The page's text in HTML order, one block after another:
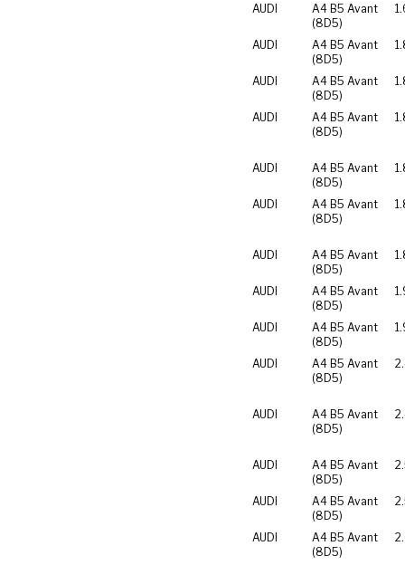
AUDI
A4 B5 Avant
(8D5)
AUDI
A4 B5 Avant
(8D5)
AUDI
A4 B5 Avant
(8D5)
AUDI
A4 B5 Avant
(8D5)
AUDI
A4 B5 Avant
(8D5)
AUDI
A4 B5 Avant
(8D5)
AUDI
A4 B5 Avant
(8D5)
AUDI
A4 B5 Avant
(8D5)
AUDI
A4 B5 Avant
(8D5)
AUDI
A4 B5 Avant
(8D5)
AUDI
A4 B5 Avant
(8D5)
AUDI
A4 B5 Avant
(8D5)
AUDI
A4 B5 Avant
(8D5)
AUDI
A4 B5 Avant
(8D5)